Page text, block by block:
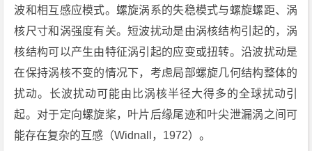
波和相互感应模式。螺旋涡系的失稳模式与螺旋螺距、涡
核尺寸和涡强度有关。短波扰动是由涡核结构引起的，涡
核结构可以产生由特征涡引起的应变或扭转。沿波扰动是
在保持涡核不变的情况下，考虑局部螺旋几何结构整体的
扰动。长波扰动可能由比涡核半径大得多的全球扰动引
起。对于定向螺旋桨，叶片后缘尾迹和叶尖泄漏涡之间可
能存在复杂的互感（Widnall，1972）。